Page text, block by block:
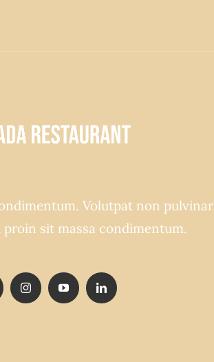
Volutpat non pulvinar
sit massa condimentum.